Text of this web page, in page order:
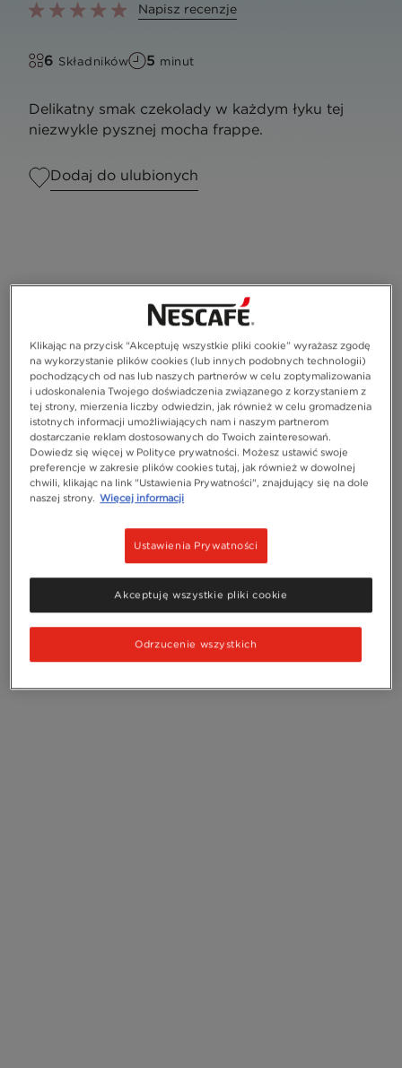
Napisz recenzje
6 Składników 5 minut
Delikatny smak czekolady w każdym łyku tej
niezwykle pysznej mocha frappe.
Dodaj do ulubionych
Porcje1
Klikając na przycisk “Akceptuję wszystkie pliki cookie” wyrażasz zgodę
na wykorzystanie plików cookies (lub innych podobnych technologii)
pochodzących od nas lub naszych partnerów w celu zoptymalizowania
i udoskonalenia Twojego doświadczenia związanego z korzystaniem z
tej strony, mierzenia liczby odwiedzin, jak również w celu gromadzenia
istotnych informacji umożliwiających nam i naszym partnerom
dostarczanie reklam dostosowanych do Twoich zainteresowań.
Dowiedz się więcej w Polityce prywatności. Możesz ustawić swoje
preferencje w zakresie plików cookies tutaj, jak również w dowolnej
chwili, klikając na link "Ustawienia Prywatności", znajdujący się na dole
naszej strony. Więcej informacji
Ustawienia Prywatności
Odrzucenie wszystkich
Akceptuję wszystkie pliki cookie